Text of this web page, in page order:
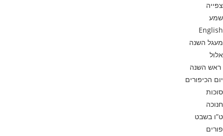
צפייה
שמע
English
מעגל השנה
אלול
ראש השנה
יום הכיפורים
סוכות
חנוכה
ט”ו בשבט
פורים